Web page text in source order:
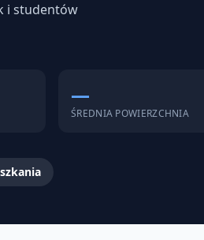
i studentów
—
ŚREDNIA POWIERZCHNIA